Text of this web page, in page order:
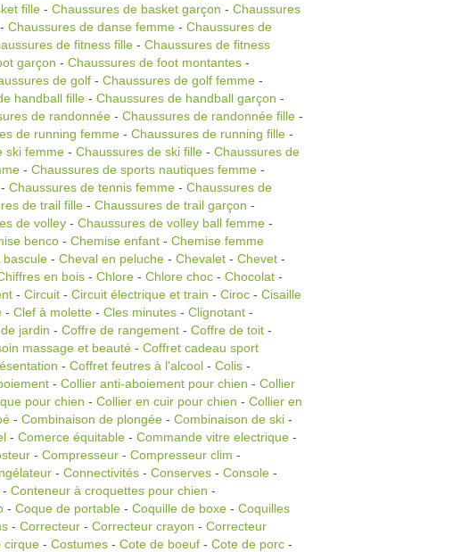
fille - Chaussures de basket garçon - Chaussures
- Chaussures de danse femme - Chaussures de
de fitness fille - Chaussures de fitness
garçon - Chaussures de foot montantes -
de golf - Chaussures de golf femme -
handball fille - Chaussures de handball garçon -
de randonnée - Chaussures de randonnée fille -
de running femme - Chaussures de running fille -
ski femme - Chaussures de ski fille - Chaussures de
- Chaussures de sports nautiques femme -
- Chaussures de tennis femme - Chaussures de
de trail fille - Chaussures de trail garçon -
de volley - Chaussures de volley ball femme -
benco - Chemise enfant - Chemise femme
bascule - Cheval en peluche - Chevalet - Chevet -
en bois - Chlore - Chlore choc - Chocolat -
- Circuit - Circuit électrique et train - Ciroc - Cisaille
- Clef à molette - Cles minutes - Clignotant -
jardin - Coffre de rangement - Coffre de toit -
massage et beauté - Coffret cadeau sport
- Coffret feutres à l'alcool - Colis -
- Collier anti-aboiement pour chien - Collier
pour chien - Collier en cuir pour chien - Collier en
- Combinaison de plongée - Combinaison de ski -
- Comerce équitable - Commande vitre electrique -
- Compresseur - Compresseur clim -
- Connectivités - Conserves - Console -
- Conteneur à croquettes pour chien -
- Coque de portable - Coquille de boxe - Coquilles
- Correcteur - Correcteur crayon - Correcteur
cirque - Costumes - Cote de boeuf - Cote de porc -